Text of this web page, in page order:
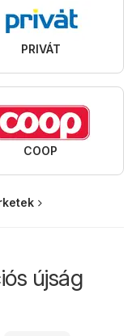
PRIVÁT
COOP
újság